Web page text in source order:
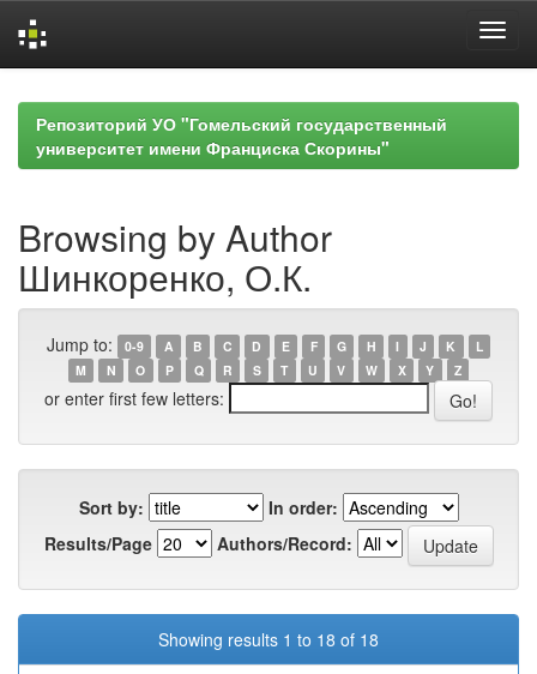
navigationРепозиторий УО "Гомельский государственный
университет имени Франциска Скорины"
Browsing by Author
Шинкоренко, О.К.
Jump to: 0-9 A B C D E F G H I J K
L
M
N O P Q R S T U V W X Y Z
or enter first few letters:
Sort by:
In order:
Results/Page
Authors/Record:
Showing results 1 to 18 of 18